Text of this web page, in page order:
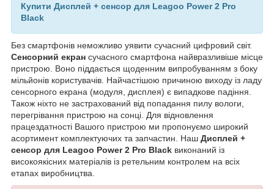
Купити Дисплей + сенсор для Leagoo Power 2 Pro
Black
Без смартфонів неможливо уявити сучасний цифровий світ.
Сенсорний екран сучасного смартфона найвразливіше місце
пристрою. Воно піддається щоденним випробуванням з боку
мільйонів користувачів. Найчастішою причиною виходу із ладу
сенсорного екрана (модуля, дисплея) є випадкове падіння.
Також ніхто не застрахований від попадання пилу вологи,
перегрівання пристрою на сонці. Для відновлення
працездатності Вашого пристрою ми пропонуємо широкий
асортимент комплектуючих та запчастин. Наш Дисплей +
сенсор для Leagoo Power 2 Pro Black виконаний із
високоякісних матеріалів із ретельним контролем на всіх
етапах виробництва.